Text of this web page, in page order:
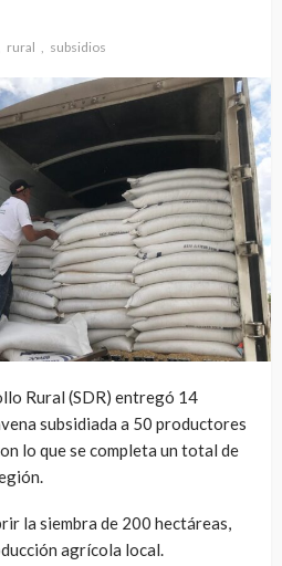
rural subsidios
Rural (SDR) entregó 14
subsidiada a 50 productores
lo que se completa un total de
la siembra de 200 hectáreas,
agrícola local.